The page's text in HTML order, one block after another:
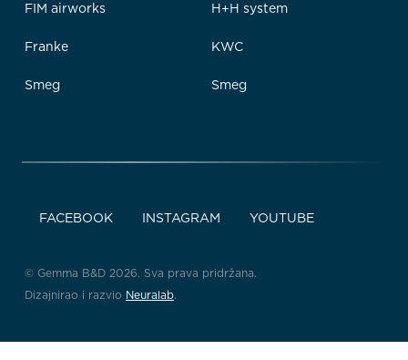
FIM airworks
Franke
Smeg
H+H system
KWC
Smeg
FACEBOOK INSTAGRAM YOUTUBE
© Gemma B&D 2026. Sva prava pridržana.
Dizajnirao i razvio Neuralab.